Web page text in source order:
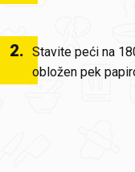
2. Stavite peći na
obložen pek